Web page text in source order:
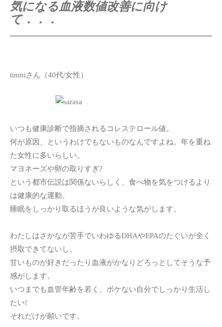
気になる血液数値改善に向け
て．．．
tinmiさん（40代/女性）
いつも健康診断で指摘されるコレステロール値。
何が原因、というわけでもないものなんですよね。年を重ね
た女性に多いらしい。
マヨネーズや卵の取りすぎ?
という都市伝説は関係ないらしく、食べ物を気をつけるより
は健康的な運動、
睡眠をしっかり取るほうが良いような気がします。
わたしはさかなが苦手でいわゆるDHAやEPAのたぐいが全く
摂取できてないし、
甘いものが好きだったり血液がかなりどろっとしてそうな予
感がします。
いつまでも血管年齢を若く、ボケない自分でしっかり生活し
たい!
それだけが願いです。